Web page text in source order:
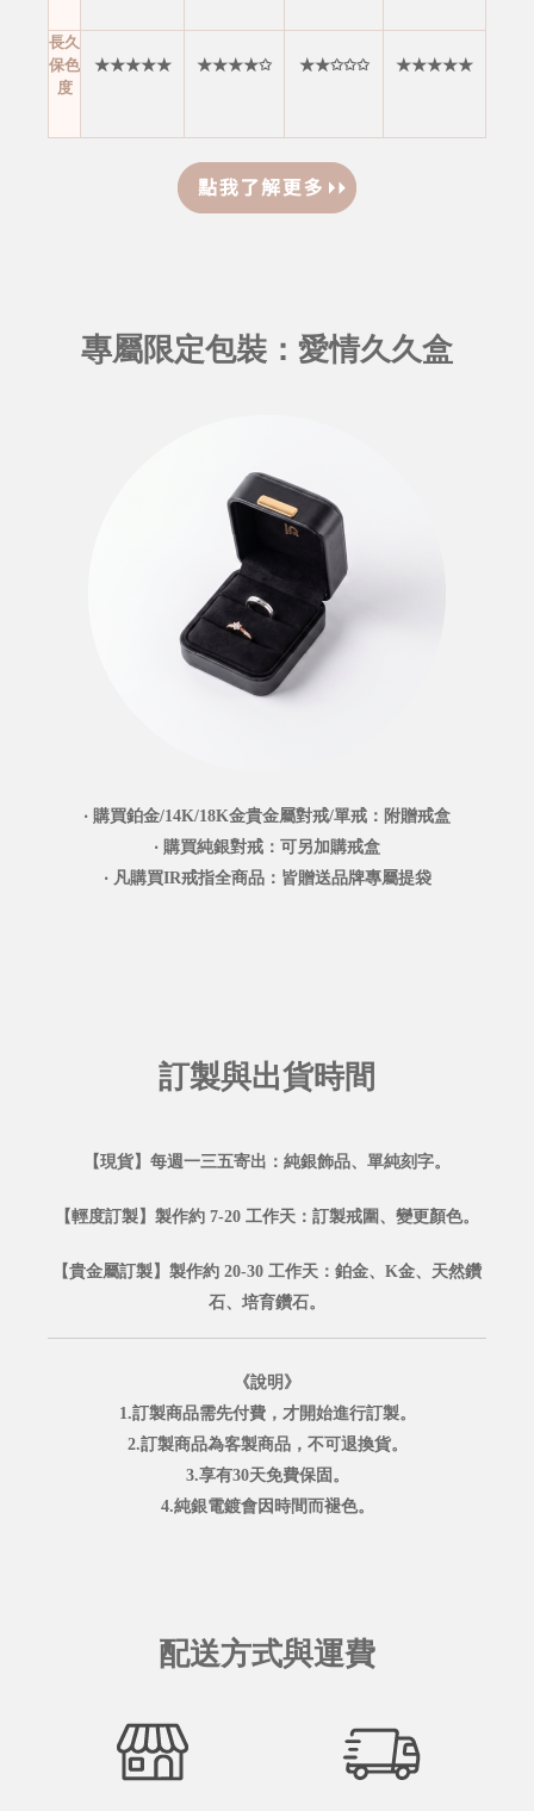
長久
保色
度
★★★★★ ★★★★✩ ★★✩✩✩ ★★★★★
專屬限定包裝：愛情久久盒
‧ 購買鉑金/14K/18K金貴金屬對戒/單戒：附贈戒盒
‧ 購買純銀對戒：可另加購戒盒
‧ 凡購買IR戒指全商品：皆贈送品牌專屬提袋
訂製與出貨時間
【現貨】每週一三五寄出：純銀飾品、單純刻字。
【輕度訂製】製作約 7-20 工作天：訂製戒圍、變更顏色。
【貴金屬訂製】製作約 20-30 工作天：鉑金、K金、天然鑽
石、培育鑽石。
《說明》
1.訂製商品需先付費，才開始進行訂製。
2.訂製商品為客製商品，不可退換貨。
3.享有30天免費保固。
4.純銀電鍍會因時間而褪色。
配送方式與運費